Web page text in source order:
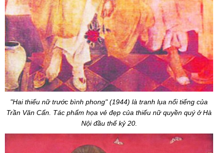
"Hai thiếu nữ trước bình phong" (1944) là tranh lụa nổi tiếng của
Trần Văn Cẩn. Tác phẩm họa vẻ đẹp của thiếu nữ quyền quý ở Hà
Nội đầu thế kỷ 20.